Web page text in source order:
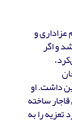
عزاداری و
و اگر
داشت. او
ساخته
را به